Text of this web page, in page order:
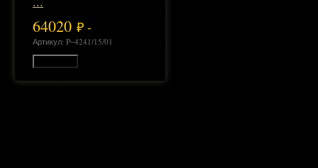
64020 ₽ -
Артикул: P‒4241/15/01